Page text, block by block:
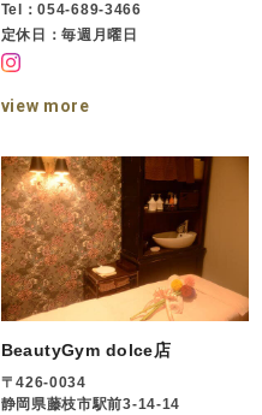
Tel：054-689-3466
定休日：毎週月曜日
view more
BeautyGym dolce店
〒426-0034
静岡県藤枝市駅前3-14-14